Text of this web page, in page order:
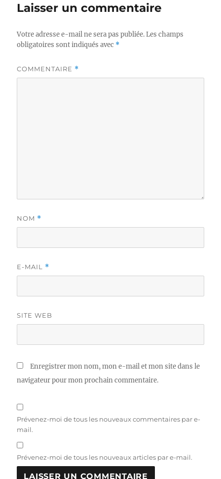
Laisser un commentaire
Votre adresse e-mail ne sera pas publiée. Les champs
obligatoires sont indiqués avec *
COMMENTAIRE *
NOM *
E-MAIL *
SITE WEB
Enregistrer mon nom, mon e-mail et mon site dans le
navigateur pour mon prochain commentaire.
Prévenez-moi de tous les nouveaux commentaires par e-
mail.
Prévenez-moi de tous les nouveaux articles par e-mail.